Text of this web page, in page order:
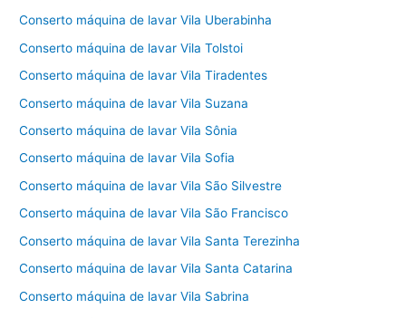
Conserto máquina de lavar Vila Uberabinha
Conserto máquina de lavar Vila Tolstoi
Conserto máquina de lavar Vila Tiradentes
Conserto máquina de lavar Vila Suzana
Conserto máquina de lavar Vila Sônia
Conserto máquina de lavar Vila Sofia
Conserto máquina de lavar Vila São Silvestre
Conserto máquina de lavar Vila São Francisco
Conserto máquina de lavar Vila Santa Terezinha
Conserto máquina de lavar Vila Santa Catarina
Conserto máquina de lavar Vila Sabrina